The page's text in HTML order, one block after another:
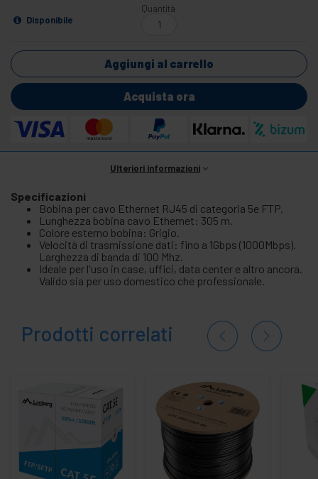
Disponibile
Quantità
Aggiungi al carrello
Acquista ora
Ulteriori informazioni
Specificazioni
Bobina per cavo Ethernet RJ45 di categoria 5e FTP.
Lunghezza bobina cavo Ethernet: 305 m.
Colore esterno bobina: Grigio.
Velocità di trasmissione dati: fino a 1Gbps (1000Mbps).
Larghezza di banda di 100 Mhz.
Ideale per l'uso in case, uffici, data center e altro ancora.
Valido sia per uso domestico che professionale.
Prodotti correlati